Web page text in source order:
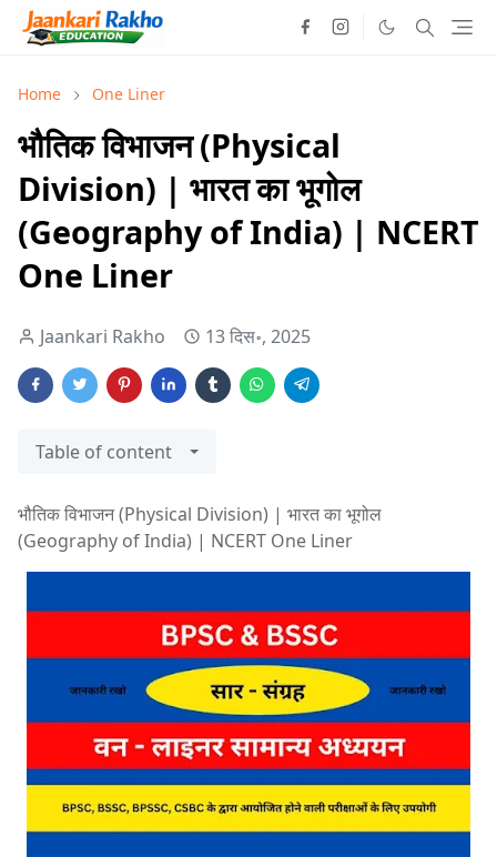
Home One Liner
भौतिक विभाजन (Physical
Division) | भारत का भूगोल
(Geography of India) | NCERT
One Liner
Jaankari Rakho 13 दिस॰, 2025
Table of content
भौतिक विभाजन (Physical Division) | भारत का भूगोल
(Geography of India) | NCERT One Liner